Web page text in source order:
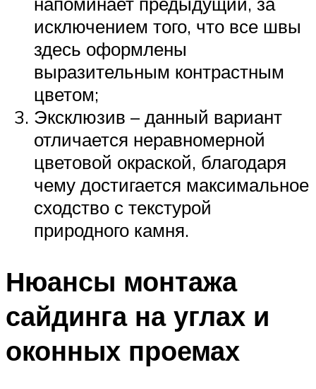
исключением того, что все швы
здесь оформлены
выразительным контрастным
цветом;
Эксклюзив – данный вариант
отличается неравномерной
цветовой окраской, благодаря
чему достигается максимальное
сходство с текстурой
природного камня.
Нюансы монтажа
сайдинга на углах и
оконных проемах